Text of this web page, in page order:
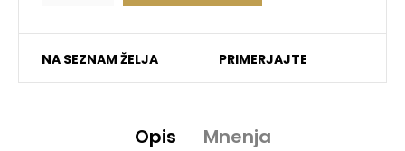
NA SEZNAM ŽELJA PRIMERJAJTE
Opis Mnenja